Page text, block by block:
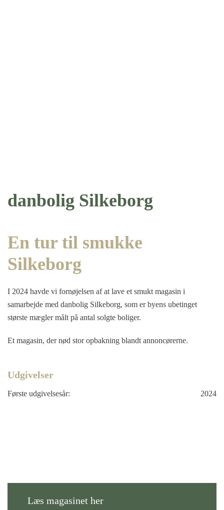
danbolig Silkeborg
En tur til smukke
Silkeborg
I 2024 havde vi fornøjelsen af at lave et smukt magasin i
samarbejde med danbolig Silkeborg, som er byens ubetinget
største mægler målt på antal solgte boliger.
Et magasin, der nød stor opbakning blandt annoncørerne.
Udgivelser
Første udgivelsesår: 2024
Læs magasinet her